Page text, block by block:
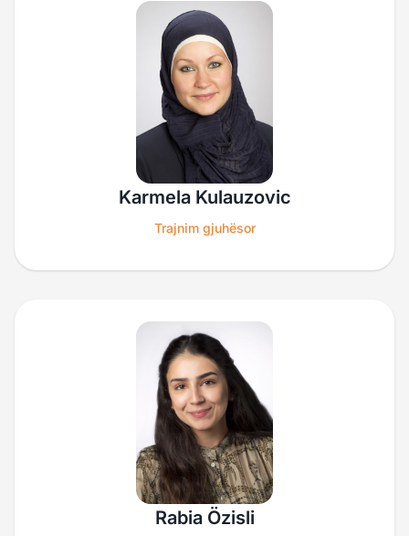
Karmela Kulauzovic
Trajnim gjuhësor
Rabia Özisli